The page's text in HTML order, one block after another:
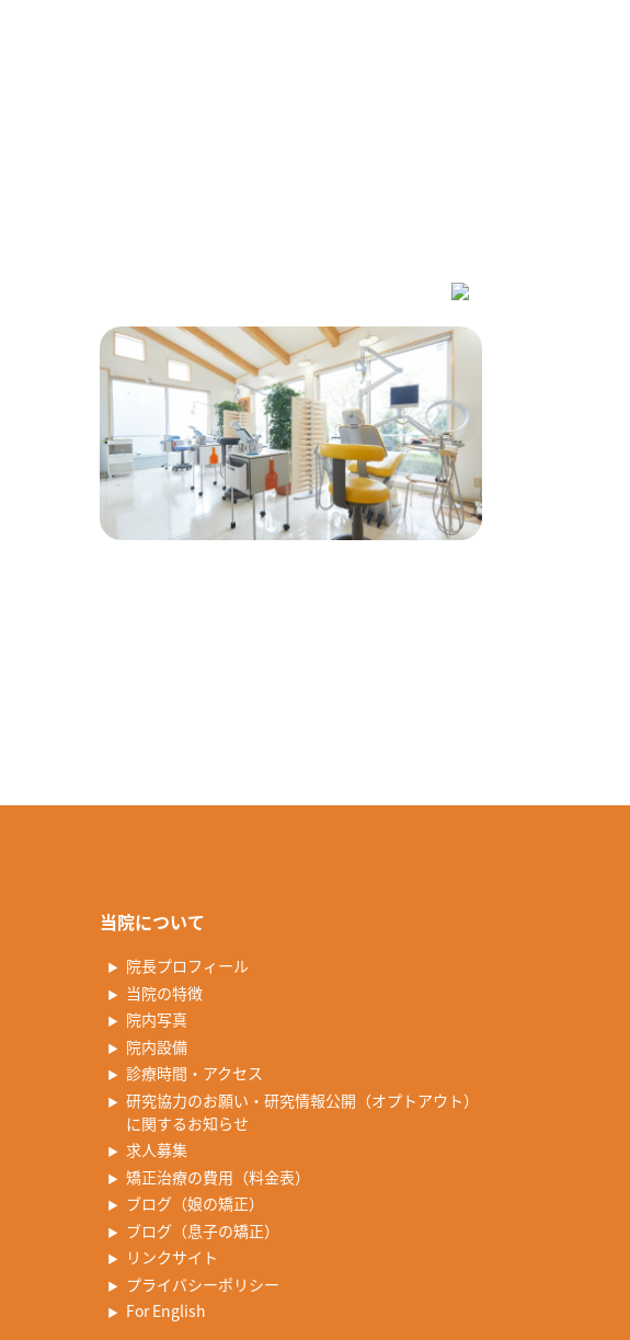
当院について
院長プロフィール
当院の特徴
院内写真
院内設備
診療時間・アクセス
研究協力のお願い・研究情報公開（オプトアウト）
に関するお知らせ
求人募集
矯正治療の費用（料金表）
ブログ（娘の矯正）
ブログ（息子の矯正）
リンクサイト
プライバシーポリシー
For English